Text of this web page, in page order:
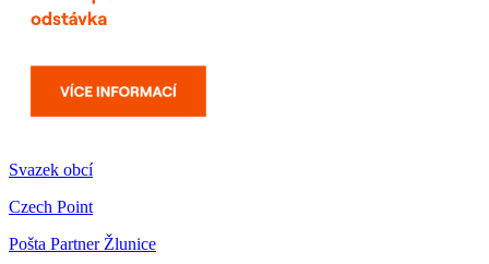
Svazek obcí
Czech Point
Pošta Partner Žlunice